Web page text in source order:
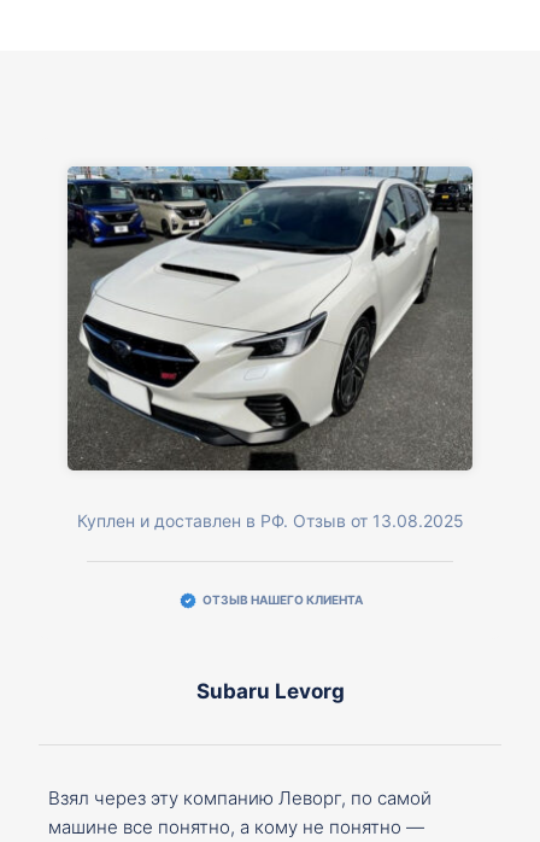
Куплен и доставлен в РФ. Отзыв от 13.08.2025
ОТЗЫВ НАШЕГО КЛИЕНТА
Subaru Levorg
Взял через эту компанию Леворг, по самой
машине все понятно, а кому не понятно —